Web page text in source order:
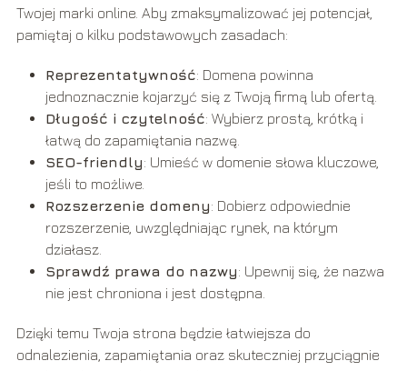
Twojej marki online. Aby zmaksymalizować jej potencjał,
pamiętaj o kilku podstawowych zasadach:
Reprezentatywność: Domena powinna
jednoznacznie kojarzyć się z Twoją firmą lub ofertą.
Długość i czytelność: Wybierz prostą, krótką i
łatwą do zapamiętania nazwę.
SEO-friendly: Umieść w domenie słowa kluczowe,
jeśli to możliwe.
Rozszerzenie domeny: Dobierz odpowiednie
rozszerzenie, uwzględniając rynek, na którym
działasz.
Sprawdź prawa do nazwy: Upewnij się, że nazwa
nie jest chroniona i jest dostępna.
Dzięki temu Twoja strona będzie łatwiejsza do
odnalezienia, zapamiętania oraz skuteczniej przyciągnie